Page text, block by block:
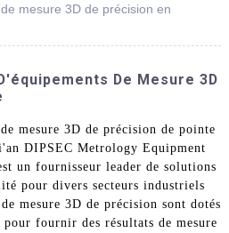
mesure 3D de précision en
De Mesure 3D
mesure 3D de précision de pointe
DIPSEC Metrology Equipment
un fournisseur leader de solutions
pour divers secteurs industriels
mesure 3D de précision sont dotés
fournir des résultats de mesure